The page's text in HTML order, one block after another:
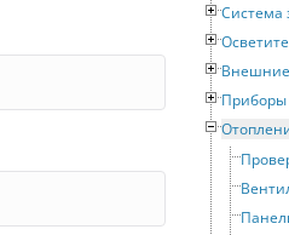
Система
Внешние
Приборы